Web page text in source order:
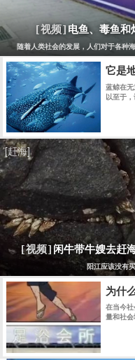
[视频]电鱼、毒鱼和
随着人类社会的发展，人们对于各种
它是
蓝鲸在
以至于
[赶海]
[视频] 闲牛带牛嫂去赶
阳江应该没有
为什
在当今
量和社
反的生活